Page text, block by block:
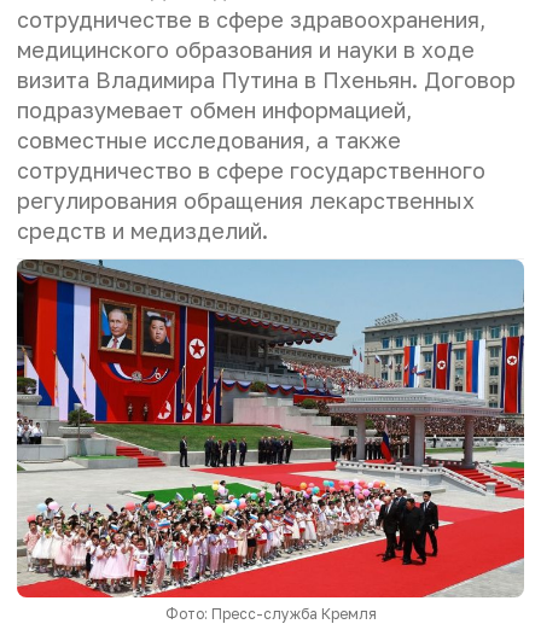
сотрудничестве в сфере здравоохранения,
медицинского образования и науки в ходе
визита Владимира Путина в Пхеньян. Договор
подразумевает обмен информацией,
совместные исследования, а также
сотрудничество в сфере государственного
регулирования обращения лекарственных
средств и медизделий.
Фото: Пресс-служба Кремля